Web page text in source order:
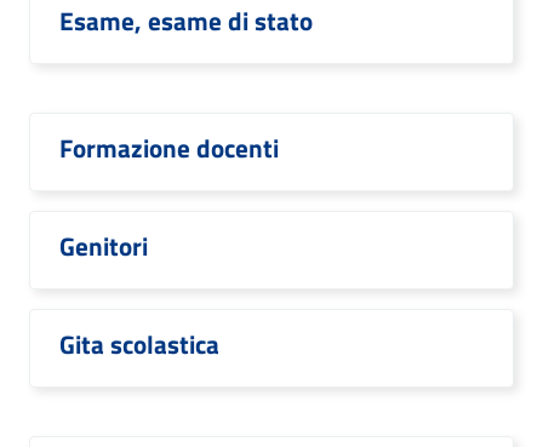
Esame, esame di stato
Formazione docenti
Genitori
Gita scolastica